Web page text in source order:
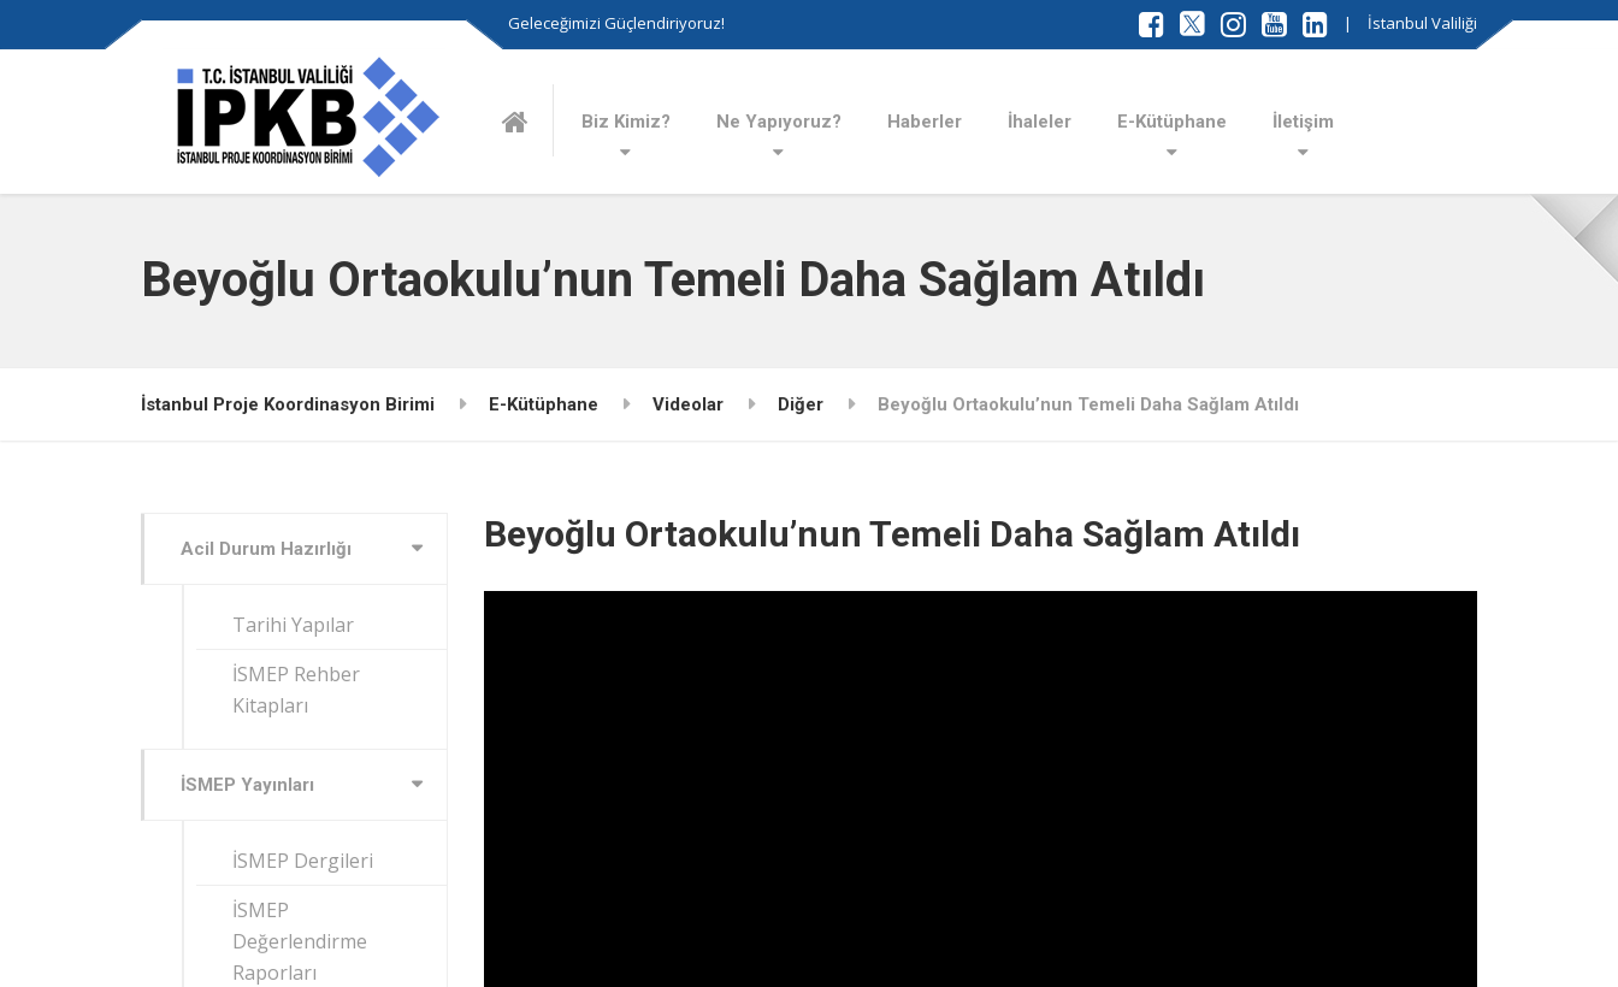
Geleceğimizi Güçlendiriyoruz! | İstanbul Valiliği
Biz Kimiz? Ne Yapıyoruz? Haberler İhaleler E-Kütüphane İletişim
Beyoğlu Ortaokulu’nun Temeli Daha Sağlam Atıldı
İstanbul Proje Koordinasyon Birimi E-Kütüphane Videolar Diğer Beyoğlu Ortaokulu’nun Temeli Daha Sağlam Atıldı
Beyoğlu Ortaokulu’nun Temeli Daha Sağlam Atıldı
Acil Durum Hazırlığı
Tarihi Yapılar
İSMEP Rehber
Kitapları
İSMEP Yayınları
İSMEP Dergileri
İSMEP
Değerlendirme
Raporları